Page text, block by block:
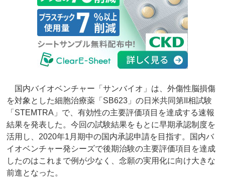
国内バイオベンチャー「サンバイオ」は、外傷性脳損傷
を対象とした細胞治療薬「SB623」の日米共同第II相試験
「STEMTRA」で、有効性の主要評価項目を達成する速報
結果を発表した。今回の試験結果をもとに早期承認制度を
活用し、2020年1月期中の国内承認申請を目指す。国内バ
イオベンチャー発シーズで後期治験の主要評価項目を達成
したのはこれまで例が少なく、念願の実用化に向け大きな
前進となった。